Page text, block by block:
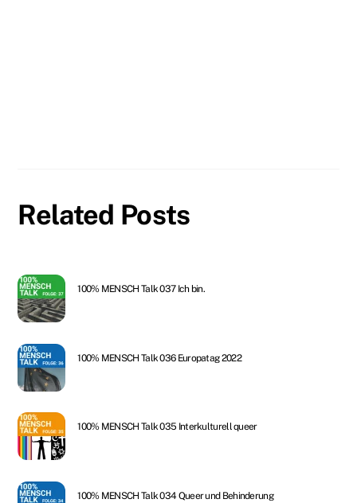
Related Posts
100% MENSCH Talk 037 Ich bin.
100% MENSCH Talk 036 Europatag 2022
100% MENSCH Talk 035 Interkulturell queer
100% MENSCH Talk 034 Queer und Behinderung